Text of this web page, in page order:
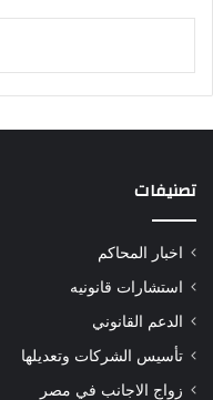
تصنيفات
اخبار المحاكم
استشارات قانونيه
الدعم القانوني
تأسيس الشركات وتعديلها
زواج الاجانب في مصر